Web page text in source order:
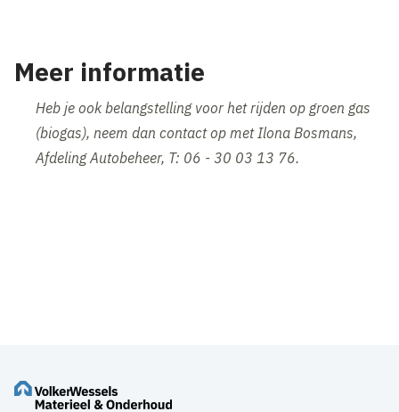
Meer informatie
Heb je ook belangstelling voor het rijden op groen gas
(biogas), neem dan contact op met Ilona Bosmans,
Afdeling Autobeheer, T: 06 - 30 03 13 76.